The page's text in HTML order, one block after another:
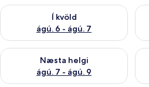
Í kvöld
ágú. 6 - ágú. 7
Athuga framboð í kvöld ágú. 6 -
Næsta helgi
ágú. 7 - ágú. 9
Athuga framboð næstu helgi ágú. 7